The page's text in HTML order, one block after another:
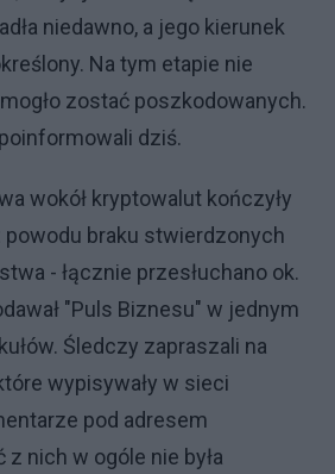
niedawno, a jego kierunek
Na tym etapie nie
zostać poszkodowanych.
dziś.
wokół kryptowalut kończyły
braku stwierdzonych
- łącznie przesłuchano ok.
"Puls Biznesu" w jednym
Śledczy zapraszali na
wypisywały w sieci
pod adresem
nich w ogóle nie była